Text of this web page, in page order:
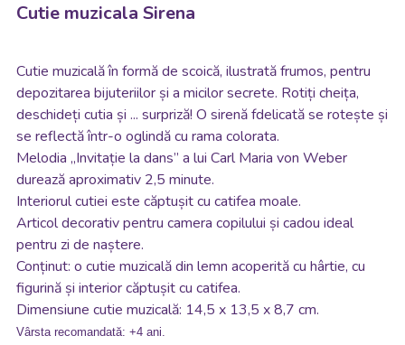
Cutie muzicala Sirena
Cutie muzicală în formă de scoică, ilustrată frumos, pentru
depozitarea bijuteriilor și a micilor secrete. Rotiți cheița,
deschideți cutia și ... surpriză! O sirenă fdelicată se rotește și
se reflectă într-o oglindă cu rama colorata.
Melodia „Invitație la dans” a lui Carl Maria von Weber
durează aproximativ 2,5 minute.
Interiorul cutiei este căptușit cu catifea moale.
Articol decorativ pentru camera copilului și cadou ideal
pentru zi de naștere.
Conținut: o cutie muzicală din lemn acoperită cu hârtie, cu
figurină și interior căptușit cu catifea.
Dimensiune cutie muzicală: 14,5 x 13,5 x 8,7 cm.
Vârsta recomandată: +4 ani.